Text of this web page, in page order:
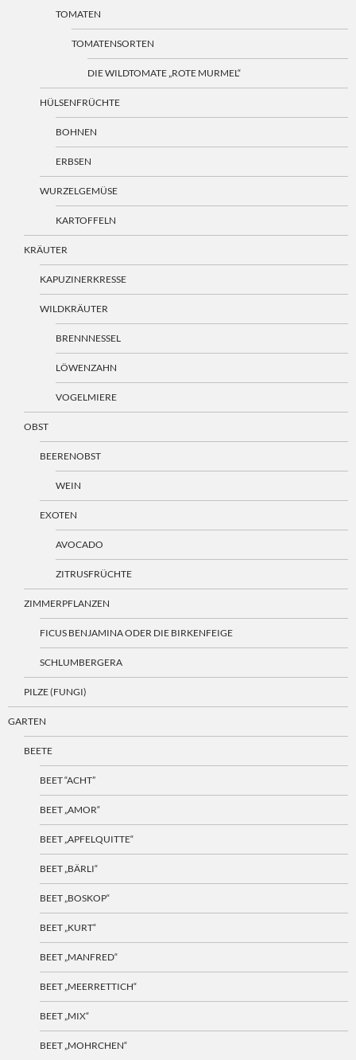
TOMATEN
TOMATENSORTEN
DIE WILDTOMATE „ROTE MURMEL“
HÜLSENFRÜCHTE
BOHNEN
ERBSEN
WURZELGEMÜSE
KARTOFFELN
KRÄUTER
KAPUZINERKRESSE
WILDKRÄUTER
BRENNNESSEL
LÖWENZAHN
VOGELMIERE
OBST
BEERENOBST
WEIN
EXOTEN
AVOCADO
ZITRUSFRÜCHTE
ZIMMERPFLANZEN
FICUS BENJAMINA ODER DIE BIRKENFEIGE
SCHLUMBERGERA
PILZE (FUNGI)
GARTEN
BEETE
BEET “ACHT”
BEET „AMOR“
BEET „APFELQUITTE“
BEET „BÄRLI“
BEET „BOSKOP“
BEET „KURT“
BEET „MANFRED“
BEET „MEERRETTICH“
BEET „MIX“
BEET „MOHRCHEN“